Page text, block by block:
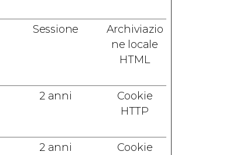
Sessione
Archiviazio
ne locale
HTML
2 anni
Cookie
HTTP
2 anni
Cookie